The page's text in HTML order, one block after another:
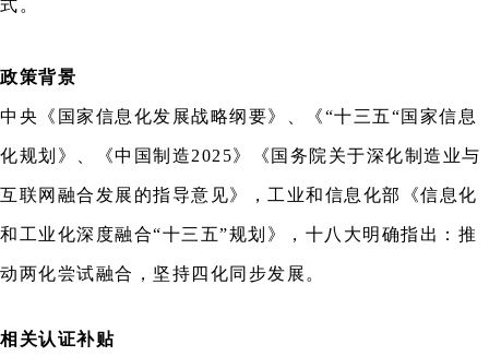
式。
政策背景
中央《国家信息化发展战略纲要》、《“十三五“国家信息
化规划》、《中国制造2025》《国务院关于深化制造业与
互联网融合发展的指导意见》，工业和信息化部《信息化
和工业化深度融合“十三五”规划》，十八大明确指出：推
动两化尝试融合，坚持四化同步发展。
相关认证补贴